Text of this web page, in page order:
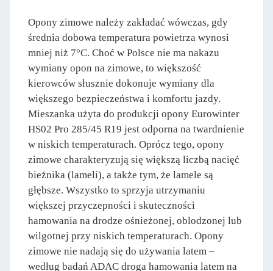
Opony zimowe należy zakładać wówczas, gdy
średnia dobowa temperatura powietrza wynosi
mniej niż 7°C. Choć w Polsce nie ma nakazu
wymiany opon na zimowe, to większość
kierowców słusznie dokonuje wymiany dla
większego bezpieczeństwa i komfortu jazdy.
Mieszanka użyta do produkcji opony Eurowinter
HS02 Pro 285/45 R19 jest odporna na twardnienie
w niskich temperaturach. Oprócz tego, opony
zimowe charakteryzują się większą liczbą nacięć
bieżnika (lameli), a także tym, że lamele są
głębsze. Wszystko to sprzyja utrzymaniu
większej przyczepności i skuteczności
hamowania na drodze ośnieżonej, oblodzonej lub
wilgotnej przy niskich temperaturach. Opony
zimowe nie nadają się do używania latem –
według badań ADAC droga hamowania latem na